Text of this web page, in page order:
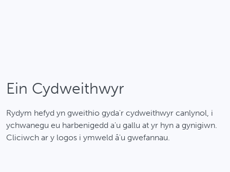
Ymweld â'r gwefan
Ein Cydweithwyr
Rydym hefyd yn gweithio gyda'r cydweithwyr canlynol, i
ychwanegu eu harbenigedd a'u gallu at yr hyn a gynigiwn.
Cliciwch ar y logos i ymweld â'u gwefannau.